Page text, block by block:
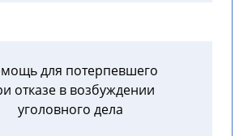
для потерпевшего
отказе в возбуждении
уголовного дела